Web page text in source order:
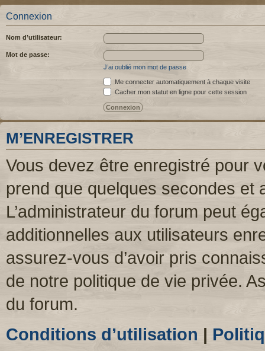
Connexion
Nom d’utilisateur:
Mot de passe:
J’ai oublié mon mot de passe
Me connecter automatiquement à chaque visite
Cacher mon statut en ligne pour cette session
M’ENREGISTRER
Vous devez être enregistré pour
prend que quelques secondes et
L’administrateur du forum peut
additionnelles aux utilisateurs
assurez-vous d’avoir pris
de notre politique de vie privée.
du forum.
Conditions d’utilisation |